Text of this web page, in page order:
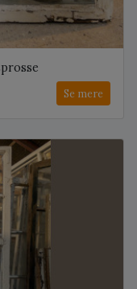
Se mere